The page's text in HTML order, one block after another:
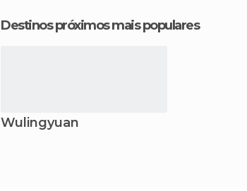
Destinos próximos mais populares
Wulingyuan